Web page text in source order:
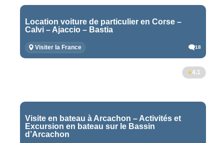
Location voiture de particulier en Corse –
Calvi – Ajaccio – Bastia
Visiter la France 18
4.1
Visite en bateau à Arcachon – Activités et
Excursion en bateau sur le Bassin
d’Arcachon